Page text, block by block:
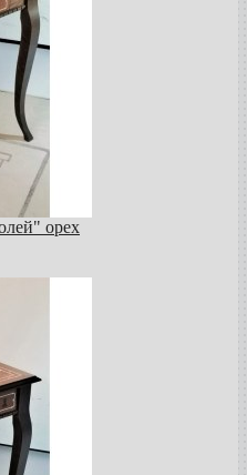
орех